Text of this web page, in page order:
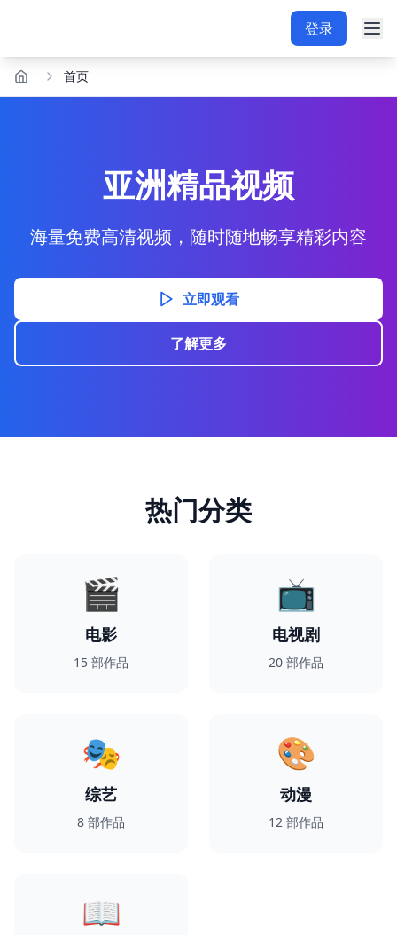
登录
首页
亚洲精品视频
海量免费高清视频，随时随地畅享精彩内容
立即观看
了解更多
热门分类
🎬
电影
15 部作品
📺
电视剧
20 部作品
🎭
综艺
8 部作品
🎨
动漫
12 部作品
📖